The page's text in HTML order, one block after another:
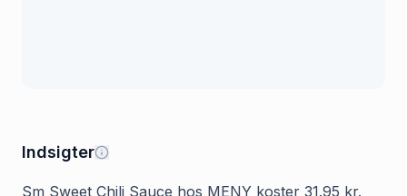
Indsigter
Sm Sweet Chili Sauce hos MENY koster 31.95 kr.